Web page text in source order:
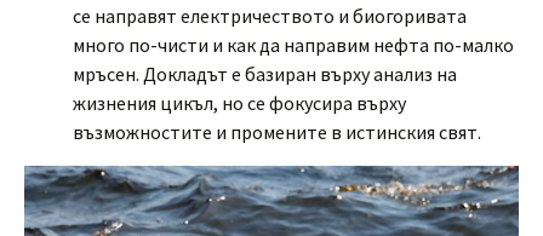
се направят електричеството и биогоривата
много по-чисти и как да направим нефта по-малко
мръсен. Докладът е базиран върху анализ на
жизнения цикъл, но се фокусира върху
възможностите и промените в истинския свят.